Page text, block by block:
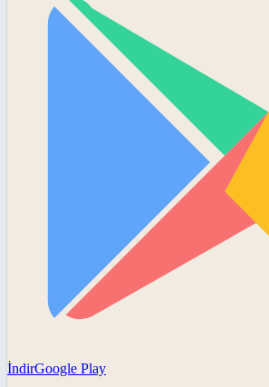
İndirGoogle Play